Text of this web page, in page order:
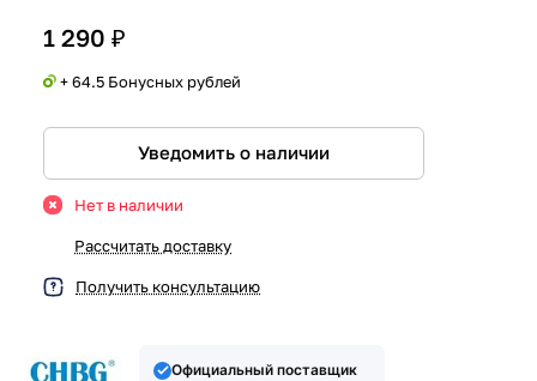
1 290 ₽
+ 64.5 Бонусных рублей
Уведомить о наличии
Нет в наличии
Рассчитать доставку
Получить консультацию
Официальный поставщик